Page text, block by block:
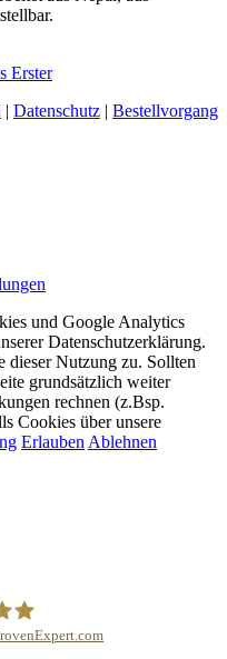
Erster
| Datenschutz | Bestellvorgang
und Google Analytics
Datenschutzerklärung.
Nutzung zu. Sollten
grundsätzlich weiter
rechnen (z.Bsp.
Cookies über unsere
Erlauben Ablehnen